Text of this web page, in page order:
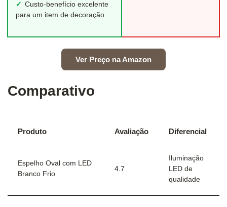
✓ Custo-benefício excelente
para um item de decoração
Ver Preço na Amazon
Comparativo
Produto Avaliação Diferencial
Espelho Oval com LED
Branco Frio
4.7
Iluminação
LED de
qualidade